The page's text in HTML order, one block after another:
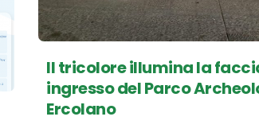
Il tricolore illumina la
ingresso del Parco
Ercolano